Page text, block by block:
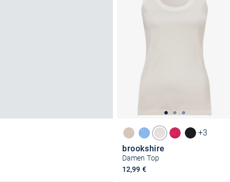
+3
brookshire
Damen Top
12,99 €